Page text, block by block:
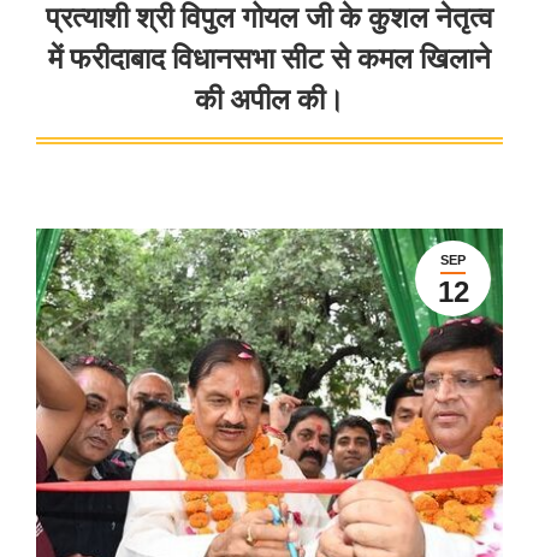
प्रत्याशी श्री विपुल गोयल जी के कुशल नेतृत्व
में फरीदाबाद विधानसभा सीट से कमल खिलाने
की अपील की।
You are here:
SEP
12